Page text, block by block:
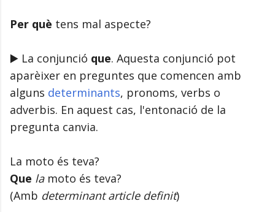
Per què tens mal aspecte?
▶️ La conjunció que. Aquesta conjunció pot
aparèixer en preguntes que comencen amb
alguns determinants, pronoms, verbs o
adverbis. En aquest cas, l'entonació de la
pregunta canvia.
La moto és teva?
Que lamoto és teva?
(Amb determinant article definit)